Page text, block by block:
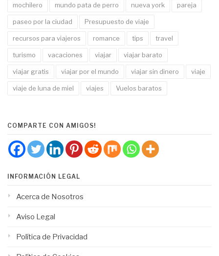
mochilero mundo pata de perro nueva york pareja
paseo por la ciudad Presupuesto de viaje
recursos para viajeros romance tips travel
turismo vacaciones viajar viajar barato
viajar gratis viajar por el mundo viajar sin dinero viaje
viaje de luna de miel viajes Vuelos baratos
COMPARTE CON AMIGOS!
INFORMACIÓN LEGAL
Acerca de Nosotros
Aviso Legal
Política de Privacidad